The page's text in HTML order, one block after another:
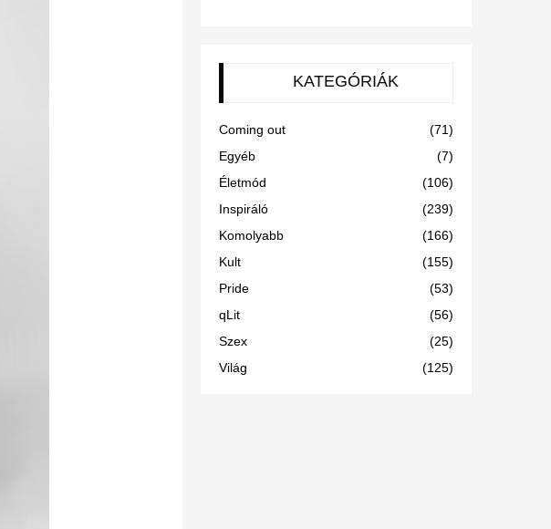
KATEGÓRIÁK
Coming out
(71)
Egyéb
(7)
Életmód
(106)
Inspiráló
(239)
Komolyabb
(166)
Kult
(155)
Pride
(53)
qLit
(56)
Szex
(25)
Világ
(125)